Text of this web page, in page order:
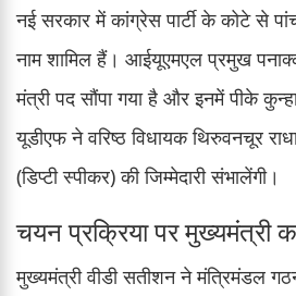
नई सरकार में कांग्रेस पार्टी के कोटे से
नाम शामिल हैं। आईयूएमएल प्रमुख
मंत्री पद सौंपा गया है और इनमें पीके
यूडीएफ ने वरिष्ठ विधायक थिरुवनचूर
(डिप्टी स्पीकर) की जिम्मेदारी संभालेंगी।
चयन प्रक्रिया पर मुख्यमंत्री
मुख्यमंत्री वीडी सतीशन ने मंत्रिमंडल